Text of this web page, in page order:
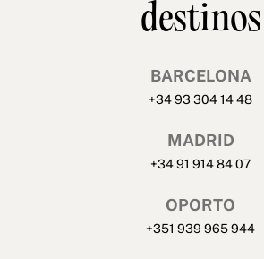
destinos
BARCELONA
+34 93 304 14 48
MADRID
+34 91 914 84 07
OPORTO
+351 939 965 944